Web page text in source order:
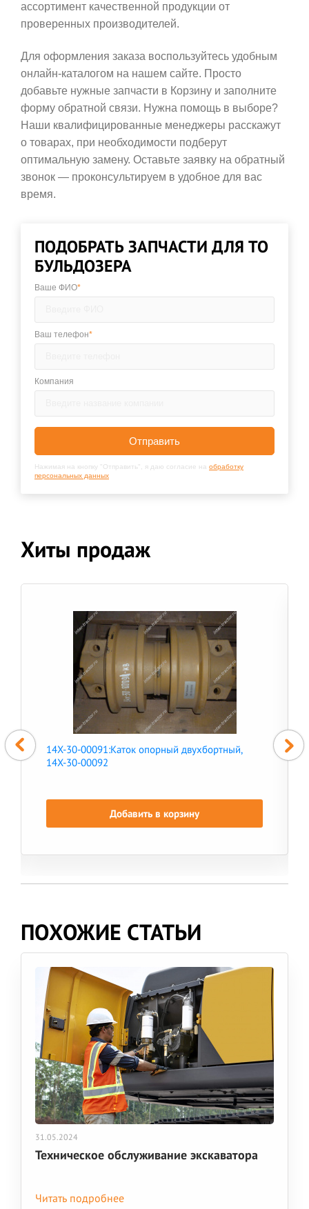
ассортимент качественной продукции от
проверенных производителей.
Для оформления заказа воспользуйтесь удобным
онлайн-каталогом на нашем сайте. Просто
добавьте нужные запчасти в Корзину и заполните
форму обратной связи. Нужна помощь в выборе?
Наши квалифицированные менеджеры расскажут
о товарах, при необходимости подберут
оптимальную замену. Оставьте заявку на обратный
звонок — проконсультируем в удобное для вас
время.
ПОДОБРАТЬ ЗАПЧАСТИ ДЛЯ ТО
БУЛЬДОЗЕРА
Ваше ФИО*
Ваш телефон*
Компания
Нажимая на кнопку "Отправить", я даю согласие на обработку
персональных данных
Отправить
Хиты продаж
14X-30-00091:Каток опорный двухбортный,
14X-30-00092
Добавить в корзину
ПОХОЖИЕ СТАТЬИ
31.05.2024
Техническое обслуживание экскаватора
Читать подробнее